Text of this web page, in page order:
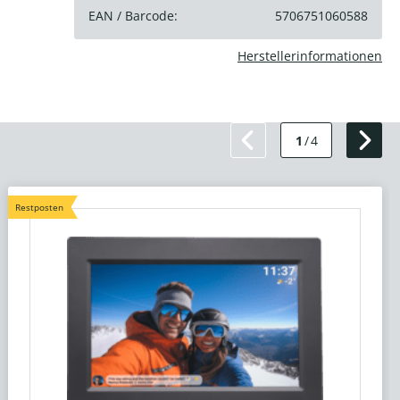
EAN / Barcode:
5706751060588
Herstellerinformationen
1 /4
Restposten